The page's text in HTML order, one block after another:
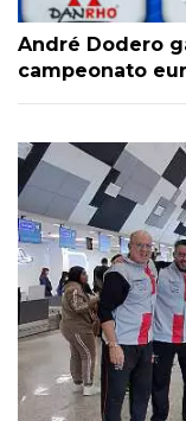
André Dodero
campeonato